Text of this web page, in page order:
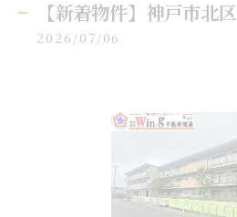
【新着物件】神戸市北区
2026/07/06